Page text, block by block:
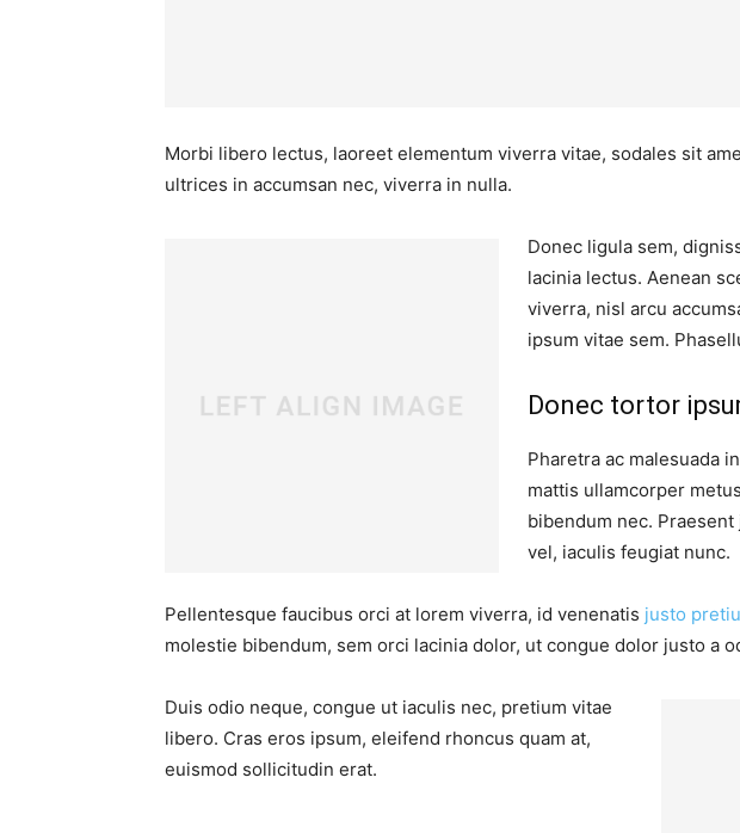
Morbi libero lectus, laoreet elementum viverra vitae, sodales sit
ultrices in accumsan nec, viverra in nulla.
Donec ligula sem,
lacinia lectus. Aenean
viverra, nisl arcu
ipsum vitae sem.
Donec tortor
Pharetra ac malesuada
mattis ullamcorper
bibendum nec.
vel, iaculis feugiat nunc.
Pellentesque faucibus orci at lorem viverra, id venenatis justo
molestie bibendum, sem orci lacinia dolor, ut congue dolor justo a
Duis odio neque, congue ut iaculis nec, pretium vitae
libero. Cras eros ipsum, eleifend rhoncus quam at,
euismod sollicitudin erat.